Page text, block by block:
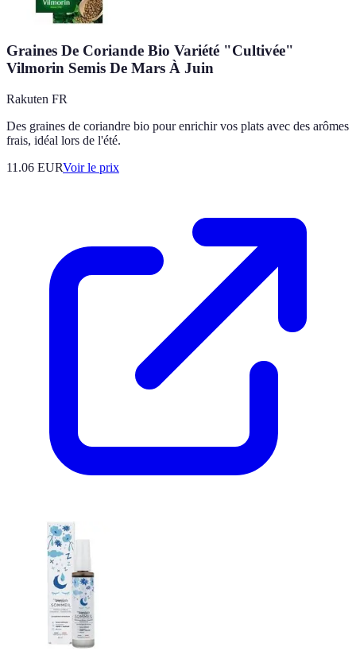
Graines De Coriande Bio Variété "Cultivée"
Vilmorin Semis De Mars À Juin
Rakuten FR
Des graines de coriandre bio pour enrichir vos plats avec des arômes
frais, idéal lors de l'été.
11.06 EURVoir le prix